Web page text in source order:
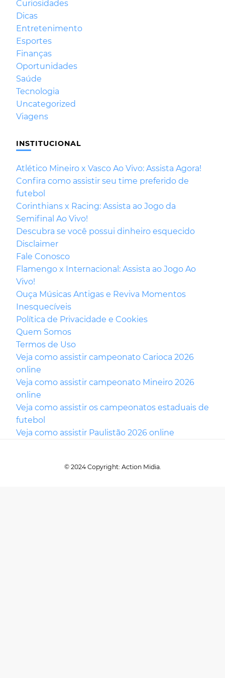
Curiosidades
Dicas
Entretenimento
Esportes
Finanças
Oportunidades
Saúde
Tecnologia
Uncategorized
Viagens
INSTITUCIONAL
Atlético Mineiro x Vasco Ao Vivo: Assista Agora!
Confira como assistir seu time preferido de
futebol
Corinthians x Racing: Assista ao Jogo da
Semifinal Ao Vivo!
Descubra se você possui dinheiro esquecido
Disclaimer
Fale Conosco
Flamengo x Internacional: Assista ao Jogo Ao
Vivo!
Ouça Músicas Antigas e Reviva Momentos
Inesquecíveis
Política de Privacidade e Cookies
Quem Somos
Termos de Uso
Veja como assistir campeonato Carioca 2026
online
Veja como assistir campeonato Mineiro 2026
online
Veja como assistir os campeonatos estaduais de
futebol
Veja como assistir Paulistão 2026 online
© 2024 Copyright: Action Midia.